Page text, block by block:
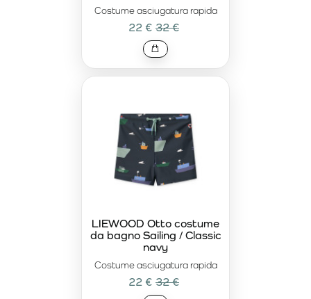
Costume asciugatura rapida
22 € 32 €
Costume asciugatura rapida
LIEWOOD Otto costume
da bagno Sailing / Classic
navy
22 € 32 €